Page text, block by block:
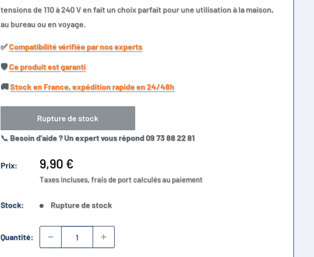
tensions de 110 à 240 V en fait un choix parfait pour une utilisation à la maison,
au bureau ou en voyage.
✅​Compatibilité vérifiée par nos experts
🛡️​Ce produit est garanti
🚚​Stock en France, expédition rapide en 24/48h
Rupture de stock
📞 Besoin d’aide ? Un expert vous répond 09 73 88 22 81
Prix:
Prix
réduit
9,90 €
Taxes incluses, frais de port calculés au paiement
Stock: Rupture de stock
Quantité: